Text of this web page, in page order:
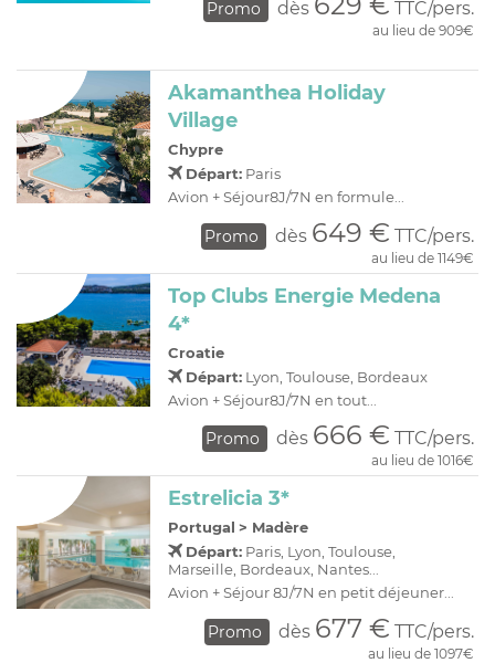
Promo dès TTC/pers.
au lieu de 909€
Akamanthea Holiday
Village
Chypre
Départ: Paris
Avion + Séjour8J/7N en formule...
Promo dès 649 € TTC/pers.
au lieu de 1149€
Top Clubs Energie Medena
4*
Croatie
Départ: Lyon, Toulouse, Bordeaux
Avion + Séjour8J/7N en tout...
Promo dès 666 € TTC/pers.
au lieu de 1016€
Estrelicia 3*
Portugal > Madère
Départ: Paris, Lyon, Toulouse,
Marseille, Bordeaux, Nantes...
Avion + Séjour 8J/7N en petit déjeuner...
Promo dès 677 € TTC/pers.
au lieu de 1097€